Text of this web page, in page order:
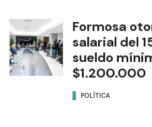
Formosa
salarial del
sueldo
$1.200.000
POLÍTICA